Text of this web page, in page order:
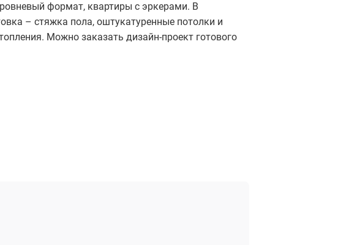
формат, квартиры с эркерами. В
– стяжка пола, оштукатуренные потолки и
Можно заказать дизайн-проект готового